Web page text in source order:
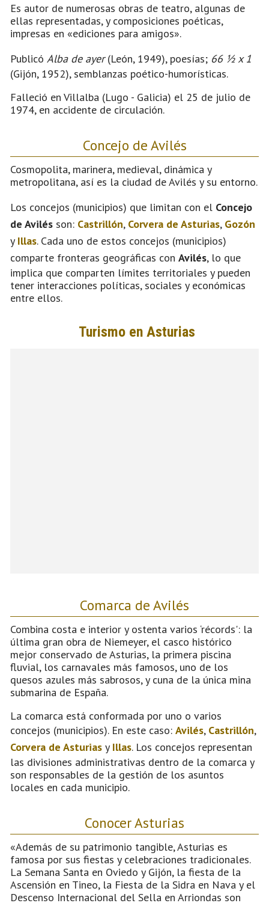
Es autor de numerosas obras de teatro, algunas de
ellas representadas, y composiciones poéticas,
impresas en «ediciones para amigos».
Publicó Alba de ayer(León, 1949), poesías; 66 ½ x 1
(Gijón, 1952), semblanzas poético-humorísticas.
Falleció en Villalba (Lugo - Galicia) el 25 de julio de
1974, en accidente de circulación.
Concejo de Avilés
Cosmopolita, marinera, medieval, dinámica y
metropolitana, así es la ciudad de Avilés y su entorno.
Los concejos (municipios) que limitan con el Concejo
de Avilés son: Castrillón, Corvera de Asturias, Gozón
y Illas. Cada uno de estos concejos (municipios)
comparte fronteras geográficas con Avilés, lo que
implica que comparten límites territoriales y pueden
tener interacciones políticas, sociales y económicas
entre ellos.
Comarca de Avilés
Combina costa e interior y ostenta varios ‘récords': la
última gran obra de Niemeyer, el casco histórico
mejor conservado de Asturias, la primera piscina
fluvial, los carnavales más famosos, uno de los
quesos azules más sabrosos, y cuna de la única mina
submarina de España.
La comarca está conformada por uno o varios
concejos (municipios). En este caso: Avilés, Castrillón,
Corvera de Asturias y Illas. Los concejos representan
las divisiones administrativas dentro de la comarca y
son responsables de la gestión de los asuntos
locales en cada municipio.
Conocer Asturias
«Además de su patrimonio tangible, Asturias es
famosa por sus fiestas y celebraciones tradicionales.
La Semana Santa en Oviedo y Gijón, la fiesta de la
Ascensión en Tineo, la Fiesta de la Sidra en Nava y el
Descenso Internacional del Sella en Arriondas son